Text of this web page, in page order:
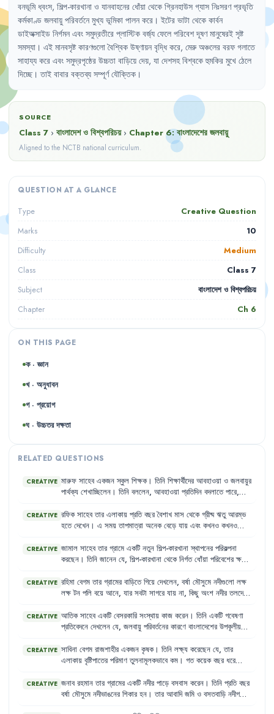
বনভূমি ধ্বংস, শিল্প-কারখানা ও যানবাহনের ধোঁয়া থেকে গ্রিনহাউস গ্যাস নিঃসরণ প্রভৃতি
কর্মকাণ্ড জলবায়ু পরিবর্তনে মুখ্য ভূমিকা পালন করে । ইটের ভাটা থেকে কার্বন
ডাইঅক্সাইড নির্গমন এবং সমুদ্রতীরে প্লাস্টিক বর্জ্য ফেলে পরিবেশ দূষণ মানুষেরই সৃষ্ট
সমস্যা । এই মানবসৃষ্ট কারণগুলো বৈশ্বিক উষ্ণায়ন বৃদ্ধি করে, মেরু অঞ্চলের বরফ গলাতে
সাহায্য করে এবং সমুদ্রপৃষ্ঠের উচ্চতা বাড়িয়ে দেয়, যা দেশসহ বিশ্বকে হুমকির মুখে ঠেলে
দিচ্ছে। তাই বাবার বক্তব্য সম্পূর্ণ যৌক্তিক ।
SOURCE
Class 7 › বাংলাদেশ ও বিশ্বপরিচয় › Chapter 6:বাংলাদেশের জলবায়ু
Aligned to the NCTB national curriculum.
QUESTION AT A GLANCE
Type Creative Question
Marks 10
Difficulty Medium
Class Class 7
Subject বাংলাদেশ ও বিশ্বপরিচয়
Chapter Ch 6
ON THIS PAGE
ক · জ্ঞান
খ · অনুধাবন
গ · প্রয়োগ
ঘ · উচ্চতর দক্ষতা
RELATED QUESTIONS
CREATIVE মারুফ সাহেব একজন স্কুল শিক্ষক। তিনি শিক্ষার্থীদের আবহাওয়া ও জলবায়ুর
পার্থক্য শেখাচ্ছিলেন । তিনি বললেন, আবহাওয়া প্রতিদিন বদলাতে পারে,
করতে হয়। তিনি আরও বললেন, জলবায়ু পরিবর্তনের পেছনে প্রাকৃতিক কারণ
যেমন রয়েছে তেমনি রয়েছে মানবসৃষ্ট কারণও।
CREATIVE রফিক সাহেব তার এলাকায় প্রতি বছর বৈশাখ মাস থেকে গ্রীষ্ম ঋতু আরম্ভ
হতে দেখেন । এ সময় তাপমাত্রা অনেক বেড়ে যায় এবং কখনও কখনও
উড়ে যায় এবং গাছপালা উপড়ে ফেলে । তিনি এই দুর্যোগ মোকাবিলায়
সচেতন থাকতে চান।
CREATIVE জামাল সাহেব তার গ্রামে একটি নতুন শিল্প-কারখানা স্থাপনের পরিকল্পনা
করছেন । তিনি জানেন যে, শিল্প-কারখানা থেকে নির্গত ধোঁয়া পরিবেশের ক্ষতি
গ্রামের কিছু অসাধু লোক অবাধে গাছ কেটে বনভূমির পরিমাণ কমিয়ে দিচ্ছে।
জামাল সাহেব চিন্তিত যে, এসব কর্মকাণ্ড জলবায়ুর ওপর কী ধরনের প্রভাব
CREATIVE রহিমা বেগম তার গ্রামের বাড়িতে গিয়ে দেখলেন, বর্ষা মৌসুমে নদীগুলো লক্ষ
লক্ষ টন পলি বয়ে আনে, যার সবটা সাগরে যায় না, কিছু অংশ নদীর তলদেশে
এবং পানি উপচে আশেপাশের এলাকা প্লাবিত হয়। তার মনে হলো, এটি
বন্যার একটি কারণ।
CREATIVE আতিক সাহেব একটি বেসরকারি সংস্থায় কাজ করেন । তিনি একটি গবেষণা
প্রতিবেদনে দেখলেন যে, জলবায়ু পরিবর্তনের কারণে বাংলাদেশের উপকূলীয়
হয়ে পড়ছে। এর ফলে সেখানে ছোঁয়াচে রোগের বিস্তার লক্ষণীয়ভাবে
পাচ্ছে। এছাড়াও, তিনি লক্ষ্য করলেন যে, দেশের বিভিন্ন স্থানে কৃষিজ
CREATIVE সাবিনা বেগম রাজশাহীর একজন কৃষক। তিনি লক্ষ্য করেছেন যে, তার
এলাকায় বৃষ্টিপাতের পরিমাণ তুলনামূলকভাবে কম । গত কয়েক বছর ধরে
হচ্ছে এবং ফসল নষ্ট হচ্ছে । তিনি জানেন যে, এটি একটি প্রাকৃতিক দুর্যোগের
ফল , যার কারণে তার মতো অনেক কৃষক ক্ষতিগ্রস্ত হচ্ছেন।
CREATIVE জনাব রহমান তার গ্রামের একটি নদীর পাড়ে বসবাস করেন । তিনি প্রতি বছর
বর্ষা মৌসুমে নদীভাঙনের শিকার হন । তার আবাদি জমি ও বসতবাড়ি নদীগর্ভে